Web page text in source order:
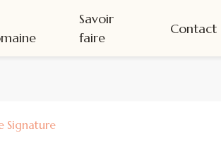
Savoir
faire
Contact
Signature